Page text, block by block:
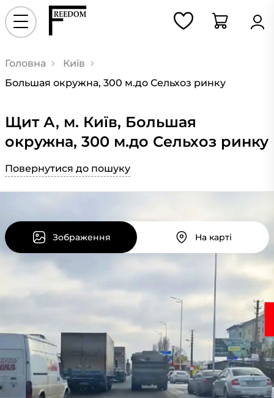
Головна
Київ
Большая окружна, 300 м.до Сельхоз ринку
Щит А, м. Київ, Большая
окружна, 300 м.до Сельхоз ринку
Повернутися до пошуку
Зображення На карті